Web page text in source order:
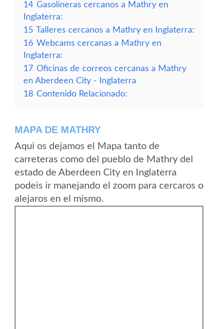
14 Gasolineras cercanos a Mathry en
Inglaterra:
15 Talleres cercanos a Mathry en Inglaterra:
16 Webcams cercanas a Mathry en
Inglaterra:
17 Oficinas de correos cercanas a Mathry
en Aberdeen City - Inglaterra
18 Contenido Relacionado:
MAPA DE MATHRY
Aqui os dejamos el Mapa tanto de
carreteras como del pueblo de Mathry del
estado de Aberdeen City en Inglaterra
podeis ir manejando el zoom para cercaros o
alejaros en el mismo.